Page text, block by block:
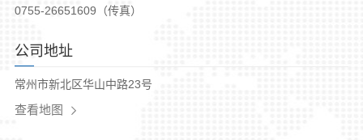
0755-26651609（传真）
公司地址
常州市新北区华山中路23号
查看地图